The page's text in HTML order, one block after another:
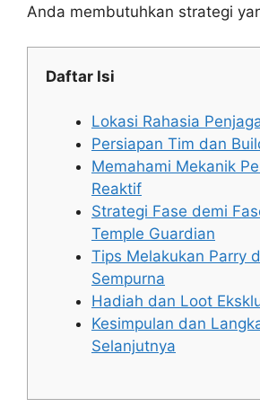
Anda membutuhkan strategi
Daftar Isi
Lokasi Rahasia
Persiapan Tim dan
Memahami Mekanik
Reaktif
Strategi Fase demi
Temple Guardian
Tips Melakukan Parry
Sempurna
Hadiah dan Loot
Kesimpulan dan
Selanjutnya